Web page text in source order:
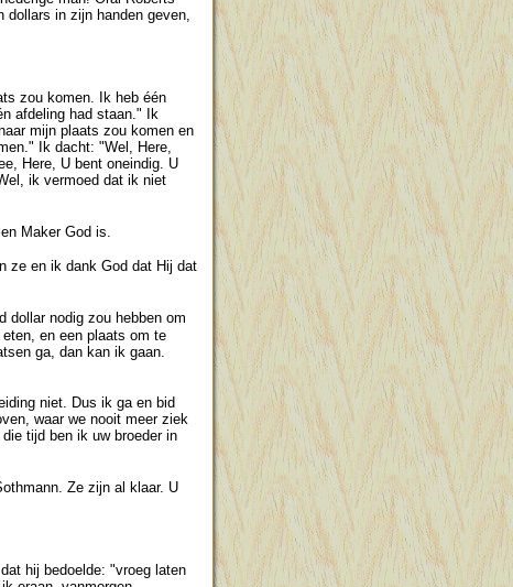
dollars in zijn handen geven,
zou komen. Ik heb één
afdeling had staan." Ik
mijn plaats zou komen en
Ik dacht: "Wel, Here,
Here, U bent oneindig. U
ik vermoed dat ik niet
Maker God is.
ze en ik dank God dat Hij dat
dollar nodig zou hebben om
en een plaats om te
ga, dan kan ik gaan.
niet. Dus ik ga en bid
waar we nooit meer ziek
tijd ben ik uw broeder in
Ze zijn al klaar. U
hij bedoelde: "vroeg laten